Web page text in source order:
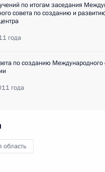
по итогам заседания
совета по созданию и
года
по созданию Международного
года
область